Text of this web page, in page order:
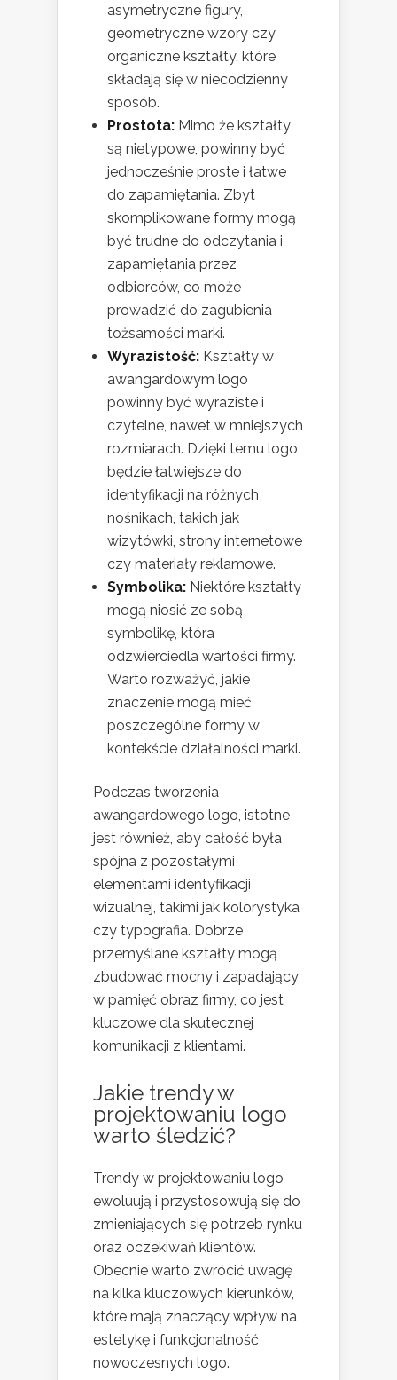
asymetryczne figury,
geometryczne wzory czy
organiczne kształty, które
składają się w niecodzienny
sposób.
Prostota: Mimo że kształty
są nietypowe, powinny być
jednocześnie proste i łatwe
do zapamiętania. Zbyt
skomplikowane formy mogą
być trudne do odczytania i
zapamiętania przez
odbiorców, co może
prowadzić do zagubienia
tożsamości marki.
Wyrazistość: Kształty w
awangardowym logo
powinny być wyraziste i
czytelne, nawet w mniejszych
rozmiarach. Dzięki temu logo
będzie łatwiejsze do
identyfikacji na różnych
nośnikach, takich jak
wizytówki, strony internetowe
czy materiały reklamowe.
Symbolika: Niektóre kształty
mogą niosić ze sobą
symbolikę, która
odzwierciedla wartości firmy.
Warto rozważyć, jakie
znaczenie mogą mieć
poszczególne formy w
kontekście działalności marki.
Podczas tworzenia
awangardowego logo, istotne
jest również, aby całość była
spójna z pozostałymi
elementami identyfikacji
wizualnej, takimi jak kolorystyka
czy typografia. Dobrze
przemyślane kształty mogą
zbudować mocny i zapadający
w pamięć obraz firmy, co jest
kluczowe dla skutecznej
komunikacji z klientami.
Jakie trendy w
projektowaniu logo
warto śledzić?
Trendy w projektowaniu logo
ewoluują i przystosowują się do
zmieniających się potrzeb rynku
oraz oczekiwań klientów.
Obecnie warto zwrócić uwagę
na kilka kluczowych kierunków,
które mają znaczący wpływ na
estetykę i funkcjonalność
nowoczesnych logo.